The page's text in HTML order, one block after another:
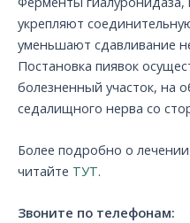
укрепляют
уменьшают сдавливание
Постановка пиявок
болезненный участок, на
седалищного нерва со
Более подробно о
читайте ТУТ.
Звоните по телефонам: